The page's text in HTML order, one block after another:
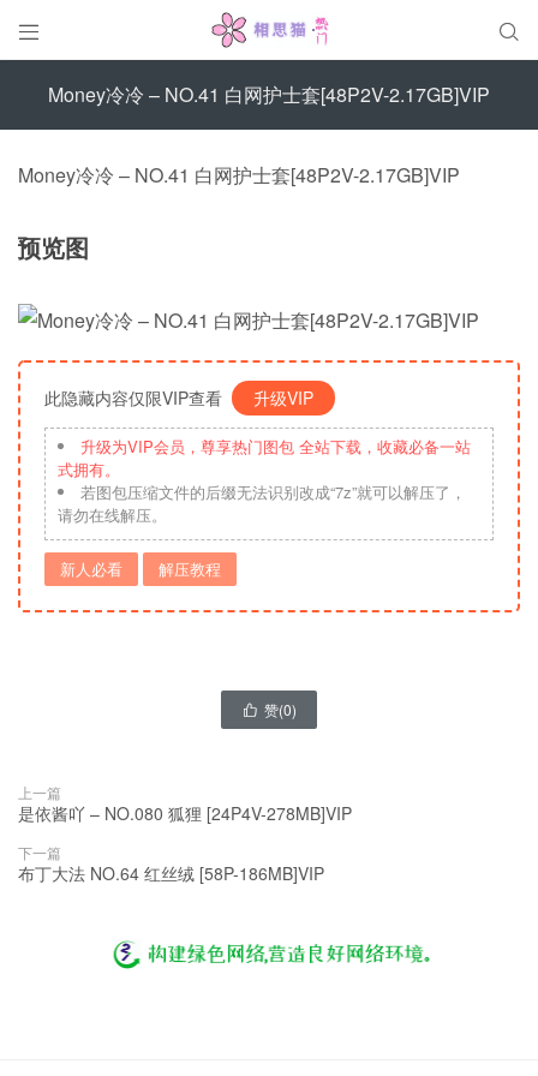
 
Money冷冷 – NO.41 白网护士套[48P2V-2.17GB]VIP
Money冷冷 – NO.41 白网护士套[48P2V-2.17GB]VIP
预览图
此隐藏内容仅限VIP查看 升级VIP
升级为VIP会员，尊享热门图包 全站下载，收藏必备一站
式拥有。
若图包压缩文件的后缀无法识别改成“7z”就可以解压了，
请勿在线解压。
新人必看 解压教程
 赞(0)
上一篇
是依酱吖 – NO.080 狐狸 [24P4V-278MB]VIP
下一篇
布丁大法 NO.64 红丝绒 [58P-186MB]VIP